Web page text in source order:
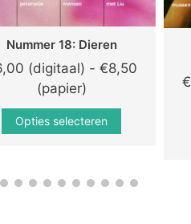
Nummer 18: Dieren
(digitaal) - €8,50
(papier)Prijsklasse:
€6,00
(digitaal)
(papier)
Opties selecteren
Dit
product
€